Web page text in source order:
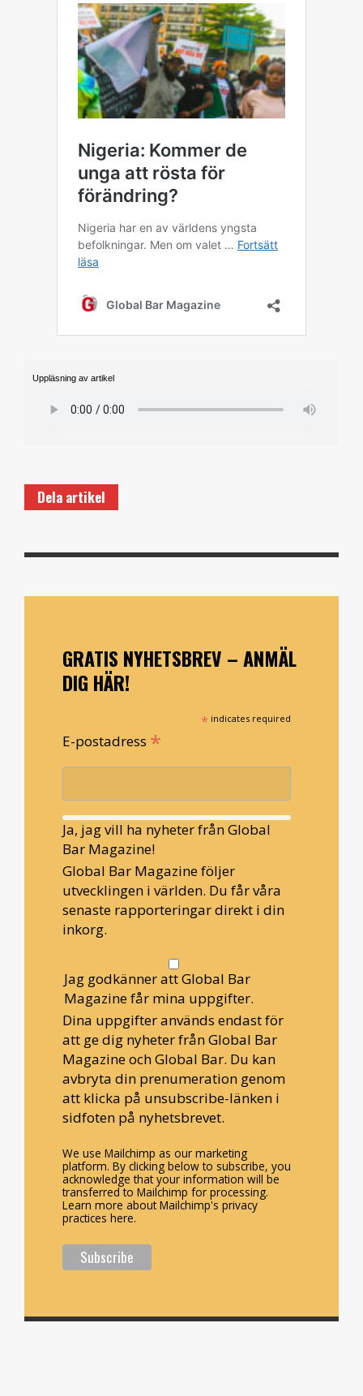
Uppläsning av artikel
Dela artikel
GRATIS NYHETSBREV – ANMÄL
DIG HÄR!
* indicates required
E-postadress *
Ja, jag vill ha nyheter från Global
Bar Magazine!
Global Bar Magazine följer
utvecklingen i världen. Du får våra
senaste rapporteringar direkt i din
inkorg.
Jag godkänner att Global Bar
Magazine får mina uppgifter.
Dina uppgifter används endast för
att ge dig nyheter från Global Bar
Magazine och Global Bar. Du kan
avbryta din prenumeration genom
att klicka på unsubscribe-länken i
sidfoten på nyhetsbrevet.
We use Mailchimp as our marketing
platform. By clicking below to subscribe, you
acknowledge that your information will be
transferred to Mailchimp for processing.
Learn more about Mailchimp's privacy
practices here.